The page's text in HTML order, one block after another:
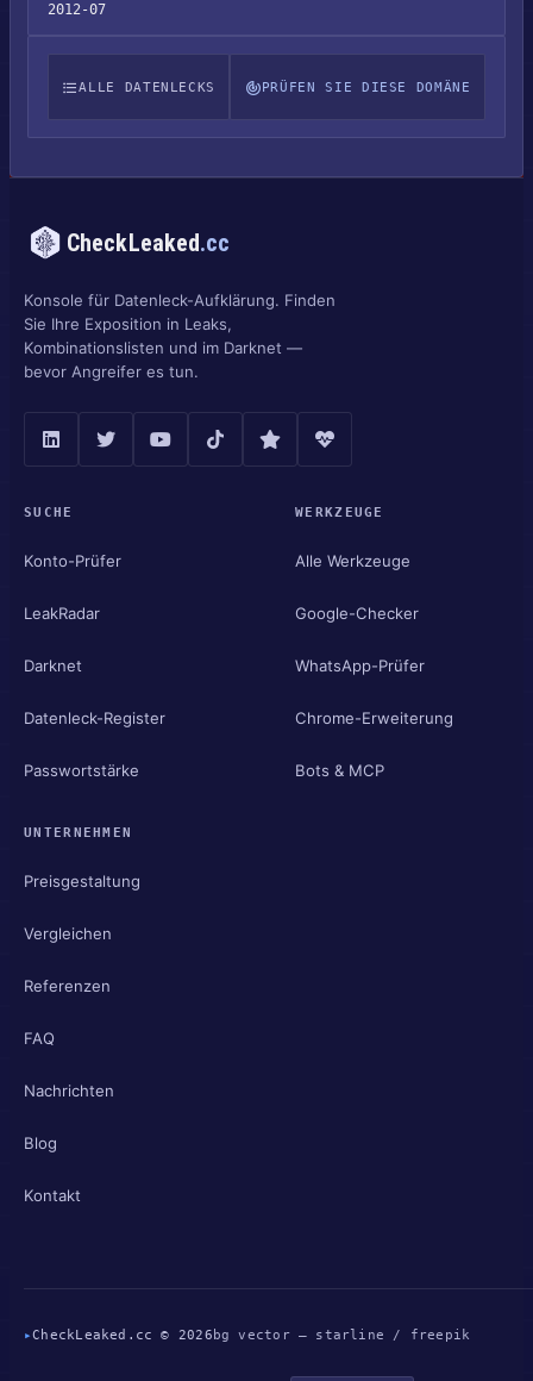
2012-07
ALLE DATENLECKS PRÜFEN SIE DIESE DOMÄNE
CheckLeaked.cc
Konsole für Datenleck-Aufklärung. Finden
Sie Ihre Exposition in Leaks,
Kombinationslisten und im Darknet —
bevor Angreifer es tun.
SUCHE
Konto-Prüfer
LeakRadar
Darknet
Datenleck-Register
Passwortstärke
WERKZEUGE
Alle Werkzeuge
Google-Checker
WhatsApp-Prüfer
Chrome-Erweiterung
Bots & MCP
UNTERNEHMEN
Preisgestaltung
Vergleichen
Referenzen
FAQ
Nachrichten
Blog
Kontakt
▸CheckLeaked.cc © 2026 bg vector — starline / freepik